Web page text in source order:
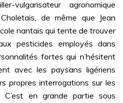
vulgarisateur agronomique
de même que Jean
nantais qui tente de trouver
pesticides employés dans
fortes qui n’hésitent
avec les paysans ligériens
propres interrogations sur les
C’est en grande partie sous